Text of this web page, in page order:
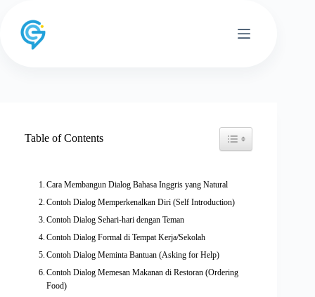
content
Table of Contents Toggle Table of Content
Cara Membangun Dialog Bahasa Inggris yang Natural
Contoh Dialog Memperkenalkan Diri (Self Introduction)
Contoh Dialog Sehari-hari dengan Teman
Contoh Dialog Formal di Tempat Kerja/Sekolah
Contoh Dialog Meminta Bantuan (Asking for Help)
Contoh Dialog Memesan Makanan di Restoran (Ordering
Food)